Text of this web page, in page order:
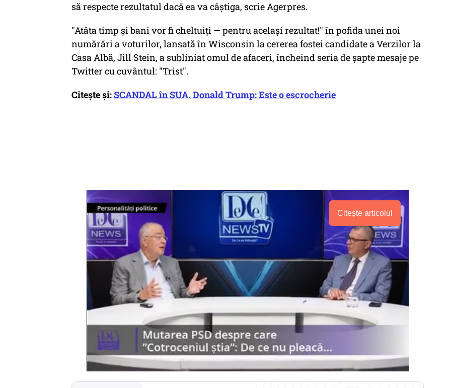
să respecte rezultatul dacă ea va câștiga, scrie Agerpres.
"Atâta timp și bani vor fi cheltuiți — pentru același rezultat!" în pofida unei noi
numărări a voturilor, lansată în Wisconsin la cererea fostei candidate a Verzilor la
Casa Albă, Jill Stein, a subliniat omul de afaceri, încheind seria de șapte mesaje pe
Twitter cu cuvântul: "Trist".
Citește și:SCANDAL în SUA. Donald Trump: Este o escrocherie
Citește articolul